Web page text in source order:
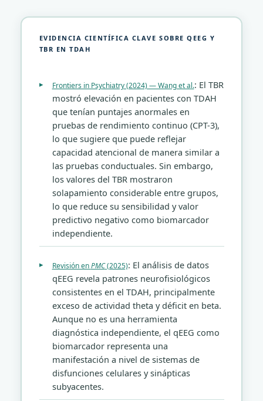
EVIDENCIA CIENTÍFICA CLAVE SOBRE QEEG Y
TBR EN TDAH
Frontiers in Psychiatry (2024) — Wang et al.: El TBR
mostró elevación en pacientes con TDAH
que tenían puntajes anormales en
pruebas de rendimiento continuo (CPT-3),
lo que sugiere que puede reflejar
capacidad atencional de manera similar a
las pruebas conductuales. Sin embargo,
los valores del TBR mostraron
solapamiento considerable entre grupos,
lo que reduce su sensibilidad y valor
predictivo negativo como biomarcador
independiente.
Revisión enPMC(2025): El análisis de datos
qEEG revela patrones neurofisiológicos
consistentes en el TDAH, principalmente
exceso de actividad theta y déficit en beta.
Aunque no es una herramienta
diagnóstica independiente, el qEEG como
biomarcador representa una
manifestación a nivel de sistemas de
disfunciones celulares y sinápticas
subyacentes.